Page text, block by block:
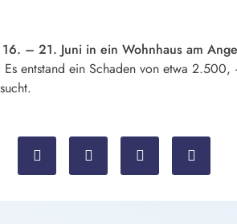
– 21. Juni in ein Wohnhaus am
Es entstand ein Schaden von etwa